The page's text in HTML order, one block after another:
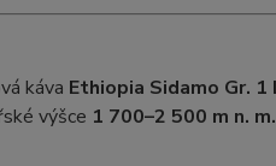
káva Ethiopia Sidamo Gr.
výšce 1 700–2 500 m n. m.